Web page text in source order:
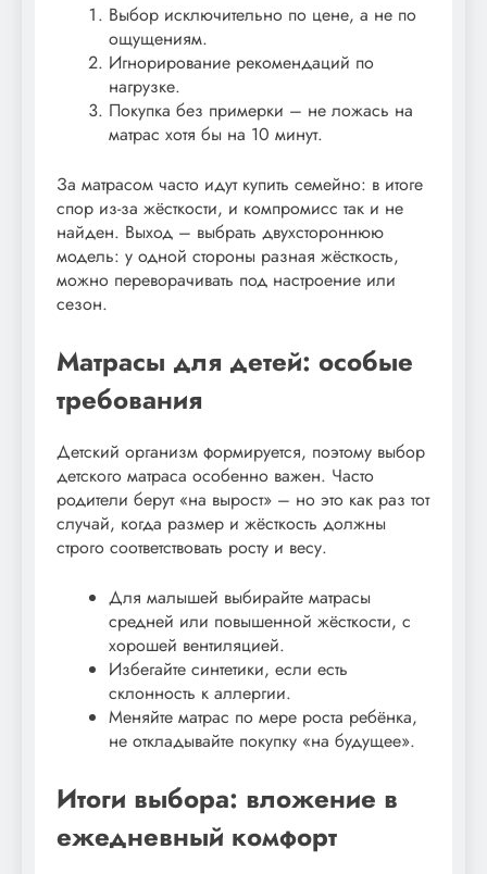
Выбор исключительно по цене, а не по
ощущениям.
Игнорирование рекомендаций по
нагрузке.
Покупка без примерки – не ложась на
матрас хотя бы на 10 минут.
За матрасом часто идут купить семейно: в итоге
спор из-за жёсткости, и компромисс так и не
найден. Выход – выбрать двухстороннюю
модель: у одной стороны разная жёсткость,
можно переворачивать под настроение или
сезон.
Матрасы для детей: особые
требования
Детский организм формируется, поэтому выбор
детского матраса особенно важен. Часто
родители берут «на вырост» – но это как раз тот
случай, когда размер и жёсткость должны
строго соответствовать росту и весу.
Для малышей выбирайте матрасы
средней или повышенной жёсткости, с
хорошей вентиляцией.
Избегайте синтетики, если есть
склонность к аллергии.
Меняйте матрас по мере роста ребёнка,
не откладывайте покупку «на будущее».
Итоги выбора: вложение в
ежедневный комфорт